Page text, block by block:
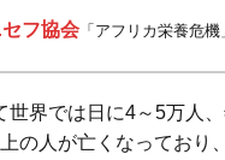
セフ協会 「アフリカ栄養危機
世界では日に4～5万人
の人が亡くなっており